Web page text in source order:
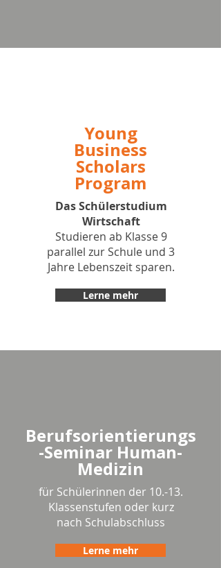
Young
Business
Scholars
Program
Das Schülerstudium
Wirtschaft
Studieren ab Klasse 9
parallel zur Schule und 3
Jahre Lebenszeit sparen.
Lerne mehr
Berufsorientierungs
-Seminar Human-
Medizin
für Schülerinnen der 10.-13.
Klassenstufen oder kurz
nach Schulabschluss
Lerne mehr